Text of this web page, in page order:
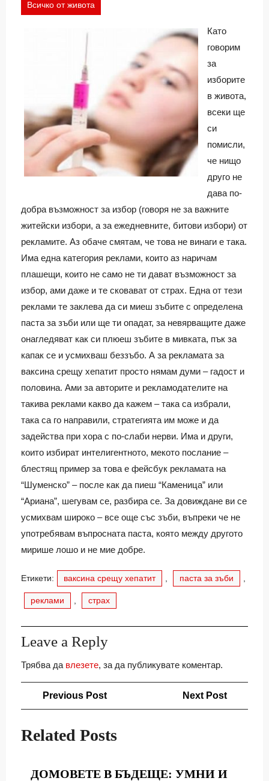
Всичко от живота
Като
говорим
за
изборите
в живота,
всеки ще
си
помисли,
че нищо
друго не
дава по-
добра възможност за избор (говоря не за важните
житейски избори, а за ежедневните, битови избори) от
рекламите. Аз обаче смятам, че това не винаги е така.
Има една категория реклами, които аз наричам
плашещи, които не само не ти дават възможност за
избор, ами даже и те сковават от страх. Една от тези
реклами те заклева да си миеш зъбите с определена
паста за зъби или ще ти опадат, за невярващите даже
онагледяват как си плюеш зъбите в мивката, пък за
капак се и усмихваш беззъбо. А за рекламата за
ваксина срещу хепатит просто нямам думи – гадост и
половина. Ами за авторите и рекламодателите на
такива реклами какво да кажем – така са избрали,
така са го направили, стратегията им може и да
задейства при хора с по-слаби нерви. Има и други,
които избират интелигентното, мекото послание –
блестящ пример за това е фейсбук рекламата на
“Шуменско” – после как да пиеш “Каменица” или
“Ариана”, шегувам се, разбира се. За довиждане ви се
усмихвам широко – все още със зъби, въпреки че не
употребявам въпросната паста, която между другото
мирише лошо и не мие добре.
Етикети: ваксина срещу хепатит паста за зъби
реклами страх
Leave a Reply
Трябва да влезете, за да публикувате коментар.
Навигация
Previous PostPrevious
Next Post
Related Posts
ДОМОВЕТЕ В БЪДЕЩЕ: УМНИ И